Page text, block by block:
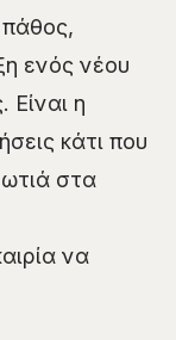
ενός νέου
Είναι η
κάτι που
στα
να